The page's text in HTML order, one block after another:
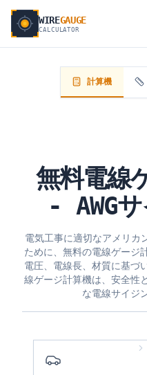
WIREGAUGE
CALCULATOR
計算機
無料電線
- AWG
電気工事に適切なアメリカ
ために、無料の電線ゲージ
電圧、電線長、材質に基づ
線ゲージ計算機は、安全性
な電線サイジ